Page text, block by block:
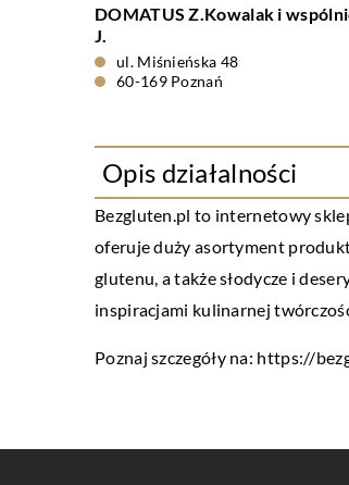
DOMATUS Z.Kowalak i
J.
ul. Miśnieńska 48
60-169 Poznań
Opis działalności
Bezgluten.pl to internetowy
oferuje duży asortyment
glutenu, a także słodycze i
inspiracjami kulinarnej
Poznaj szczegóły na: https://